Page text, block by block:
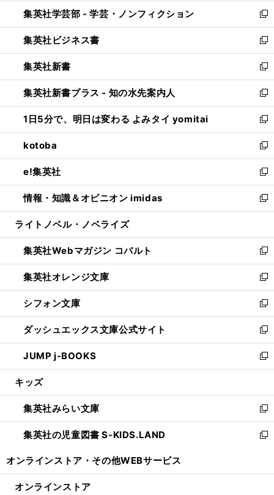
く
で
開
く
ド
ウ
で
開
く
ウ
ィ
ン
ド
ウ
で
開
く
集英社学芸部 - 学芸・ノンフィクション
新
し
い
ウ
ィ
ン
ド
ウ
で
開
く
集英社ビジネス書
新
し
い
ウ
ィ
ン
ド
ウ
で
開
く
集英社新書
新
し
い
ウ
ィ
ン
ド
ウ
で
開
く
集英社新書プラス - 知の水先案内人
新
し
い
ウ
ィ
ン
ド
ウ
で
開
1日5分で、明日は変わる よみタイ yomitai
新
し
い
ウ
ィ
ン
ド
ウ
開
く
kotoba
新
し
い
ウ
ィ
ン
ウ
で
開
く
e!集英社
新
し
い
ウ
ン
ド
ウ
で
開
く
情報・知識＆オピニオン imidas
新
し
ウ
ィ
ン
ド
ウ
で
開
く
ライトノベル・ノベライズ
集英社Webマガジン コバルト
新
し
い
ウ
ィ
ン
ド
ウ
で
開
集英社オレンジ文庫
新
し
い
ウ
ィ
ン
ド
ウ
開
く
シフォン文庫
新
し
い
ウ
ィ
ン
ウ
で
開
く
ダッシュエックス文庫公式サイト
新
し
い
ウ
ン
ド
ウ
で
JUMP j-BOOKS
新
し
ウ
ィ
ン
ド
開
キッズ
集英社みらい文庫
新
し
い
ン
集英社の児童図書 S-KIDS.LAND
新
ウ
オンラインストア・ その他WEBサービス
オンラインストア